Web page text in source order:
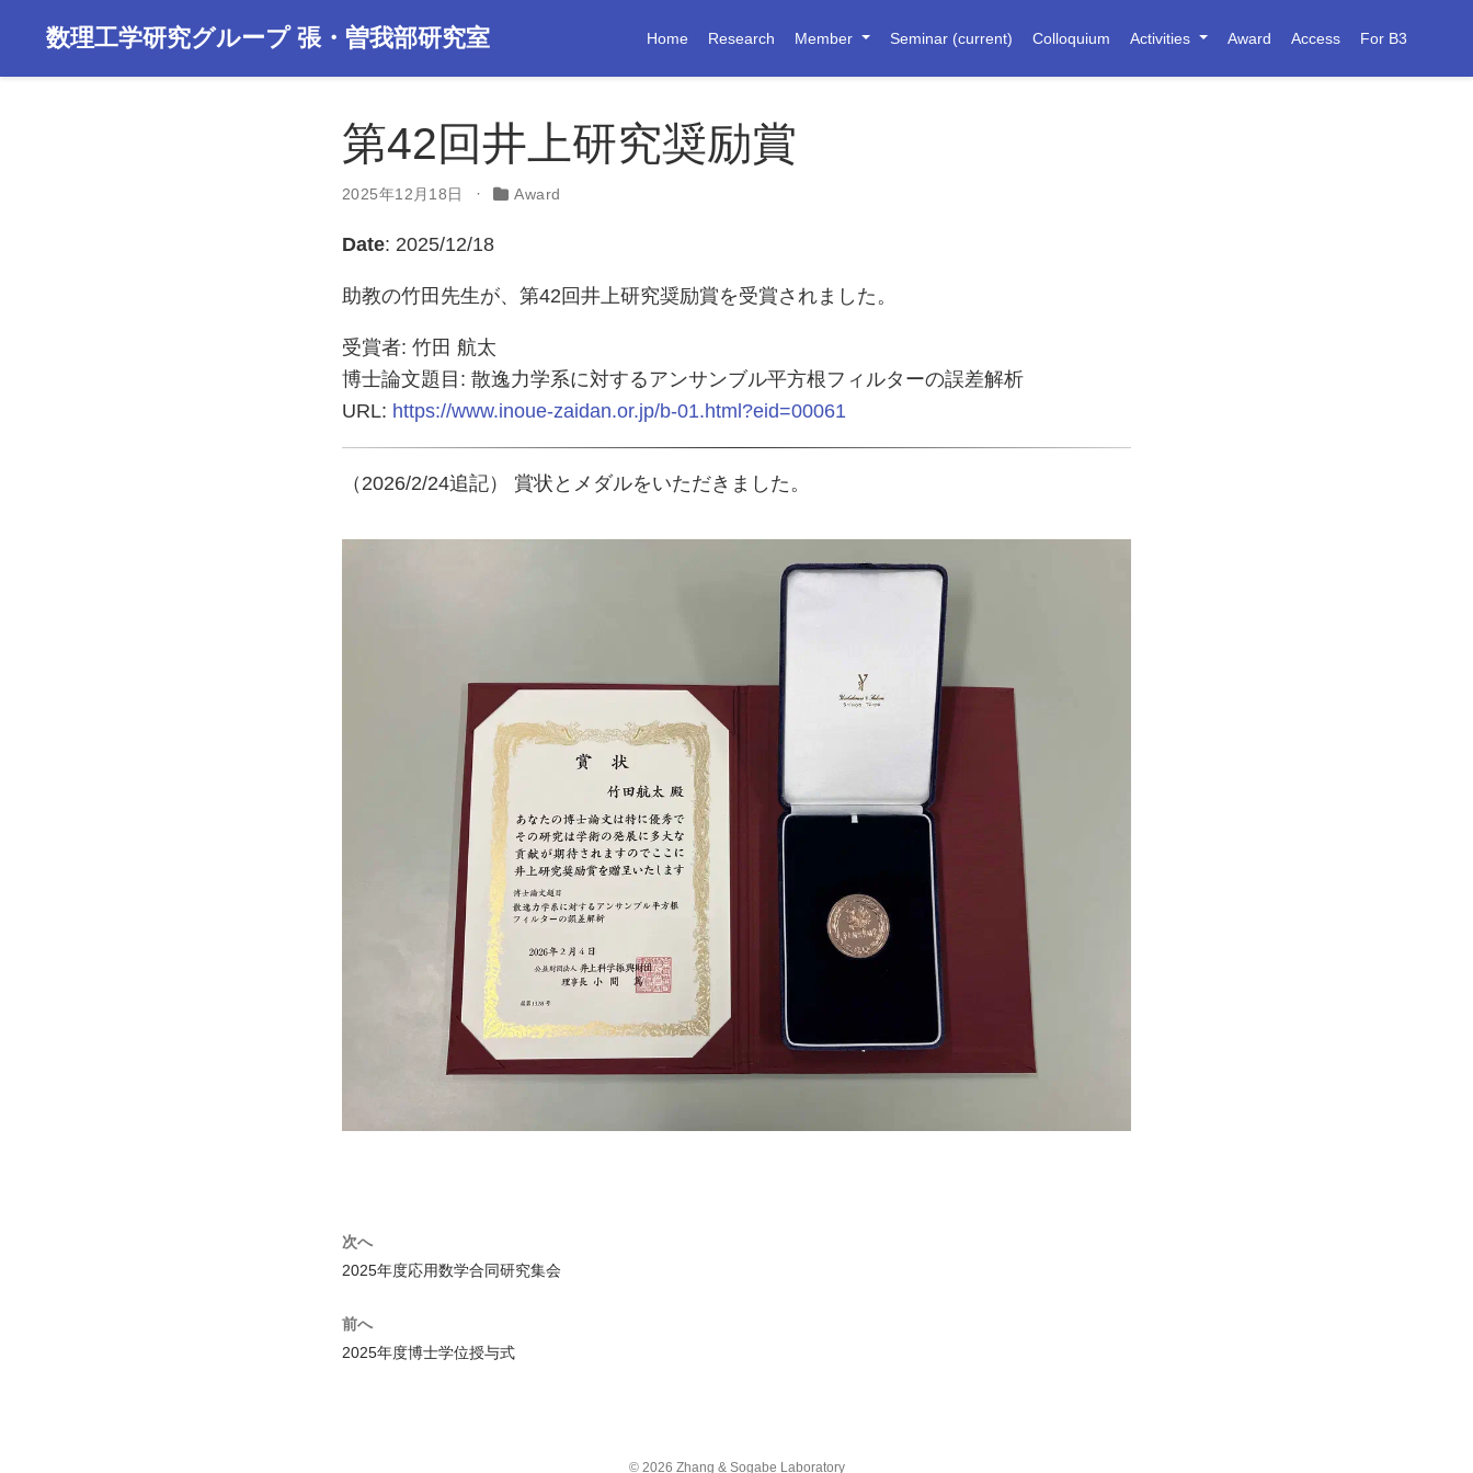
数理工学研究グループ 張・曽我部研究室 Home Research Member Seminar (current) Colloquium Activities Award Access For B3
第42回井上研究奨励賞
2025年12月18日 Award
Date: 2025/12/18
助教の竹田先生が、第42回井上研究奨励賞を受賞されました。
受賞者: 竹田 航太
博士論文題目: 散逸力学系に対するアンサンブル平方根フィルターの誤差解析
URL: https://www.inoue-zaidan.or.jp/b-01.html?eid=00061
（2026/2/24追記） 賞状とメダルをいただきました。
次へ
2025年度応用数学合同研究集会
前へ
2025年度博士学位授与式
© 2026 Zhang & Sogabe Laboratory